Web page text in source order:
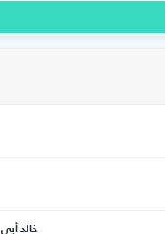
خالد أبي